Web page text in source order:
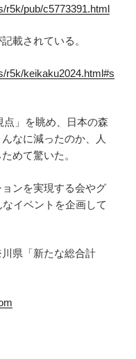
r5k/pub/c5773391.html
載されている。
r5k/keikaku2024.html#s
点」を眺め、日本の森
なに減ったのか、人
めて驚いた。
ンを実現する会やグ
イベントを企画して
県「新たな総合計